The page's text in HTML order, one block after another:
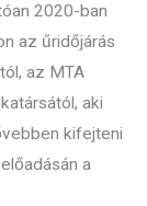
2020-ban
az űridőjárás
az MTA
aki
kifejteni
a